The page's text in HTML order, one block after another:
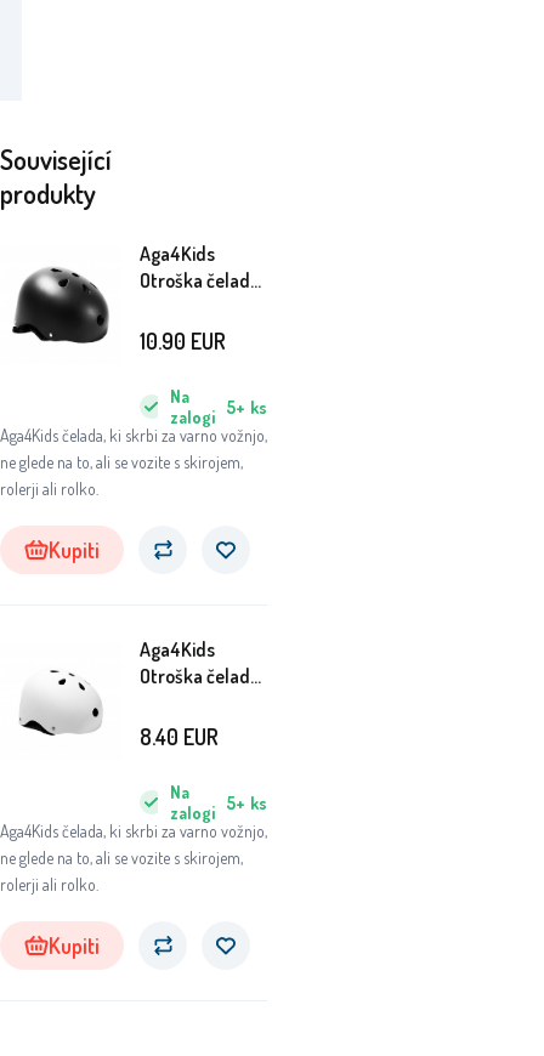
Související
produkty
Aga4Kids
Otroška čelada
Aga4Kids čelada, ki skrbi za varno vožnjo,
ne glede na to, ali se vozite s skirojem,
rolerji ali rolko.
Na
zalogi 5+ ks
10.90 EUR
Kupiti
Aga4Kids
Otroška čelada
Aga4Kids čelada, ki skrbi za varno vožnjo,
ne glede na to, ali se vozite s skirojem,
rolerji ali rolko.
Na
zalogi 5+ ks
8.40 EUR
Kupiti